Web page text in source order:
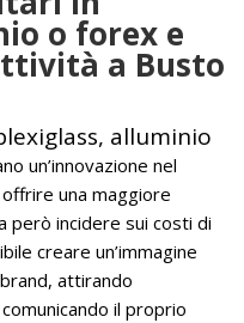
o forex e
a Busto
alluminio
un’innovazione nel
una maggiore
però incidere sui costi di
creare un’immagine
attirando
il proprio